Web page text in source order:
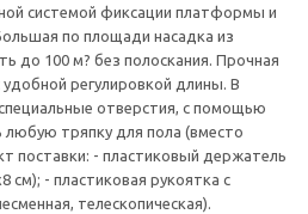
системой фиксации платформы и
по площади насадка из
до 100 м? без полоскания. Прочная
удобной регулировкой длины. В
отверстия, с помощью
тряпку для пола (вместо
поставки: - пластиковый держатель
см); - пластиковая рукоятка с
телескопическая).